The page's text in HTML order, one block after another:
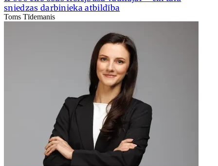
sniedzas darbinieka atbildība
Toms Tīdemanis